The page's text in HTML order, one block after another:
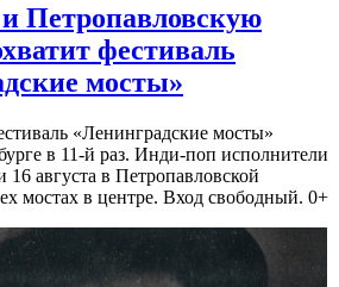
Петропавловскую
фестиваль
мосты»
«Ленинградские мосты»
в 11-й раз. Инди-поп исполнители
16 августа в Петропавловской
мостах в центре. Вход свободный. 0+